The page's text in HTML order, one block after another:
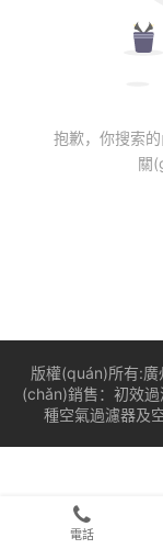
抱歉，你搜索
關
版權(quán)所有:
(chǎn)銷售： 初效
種空氣過濾器及
電話
RM新时代|RM平台